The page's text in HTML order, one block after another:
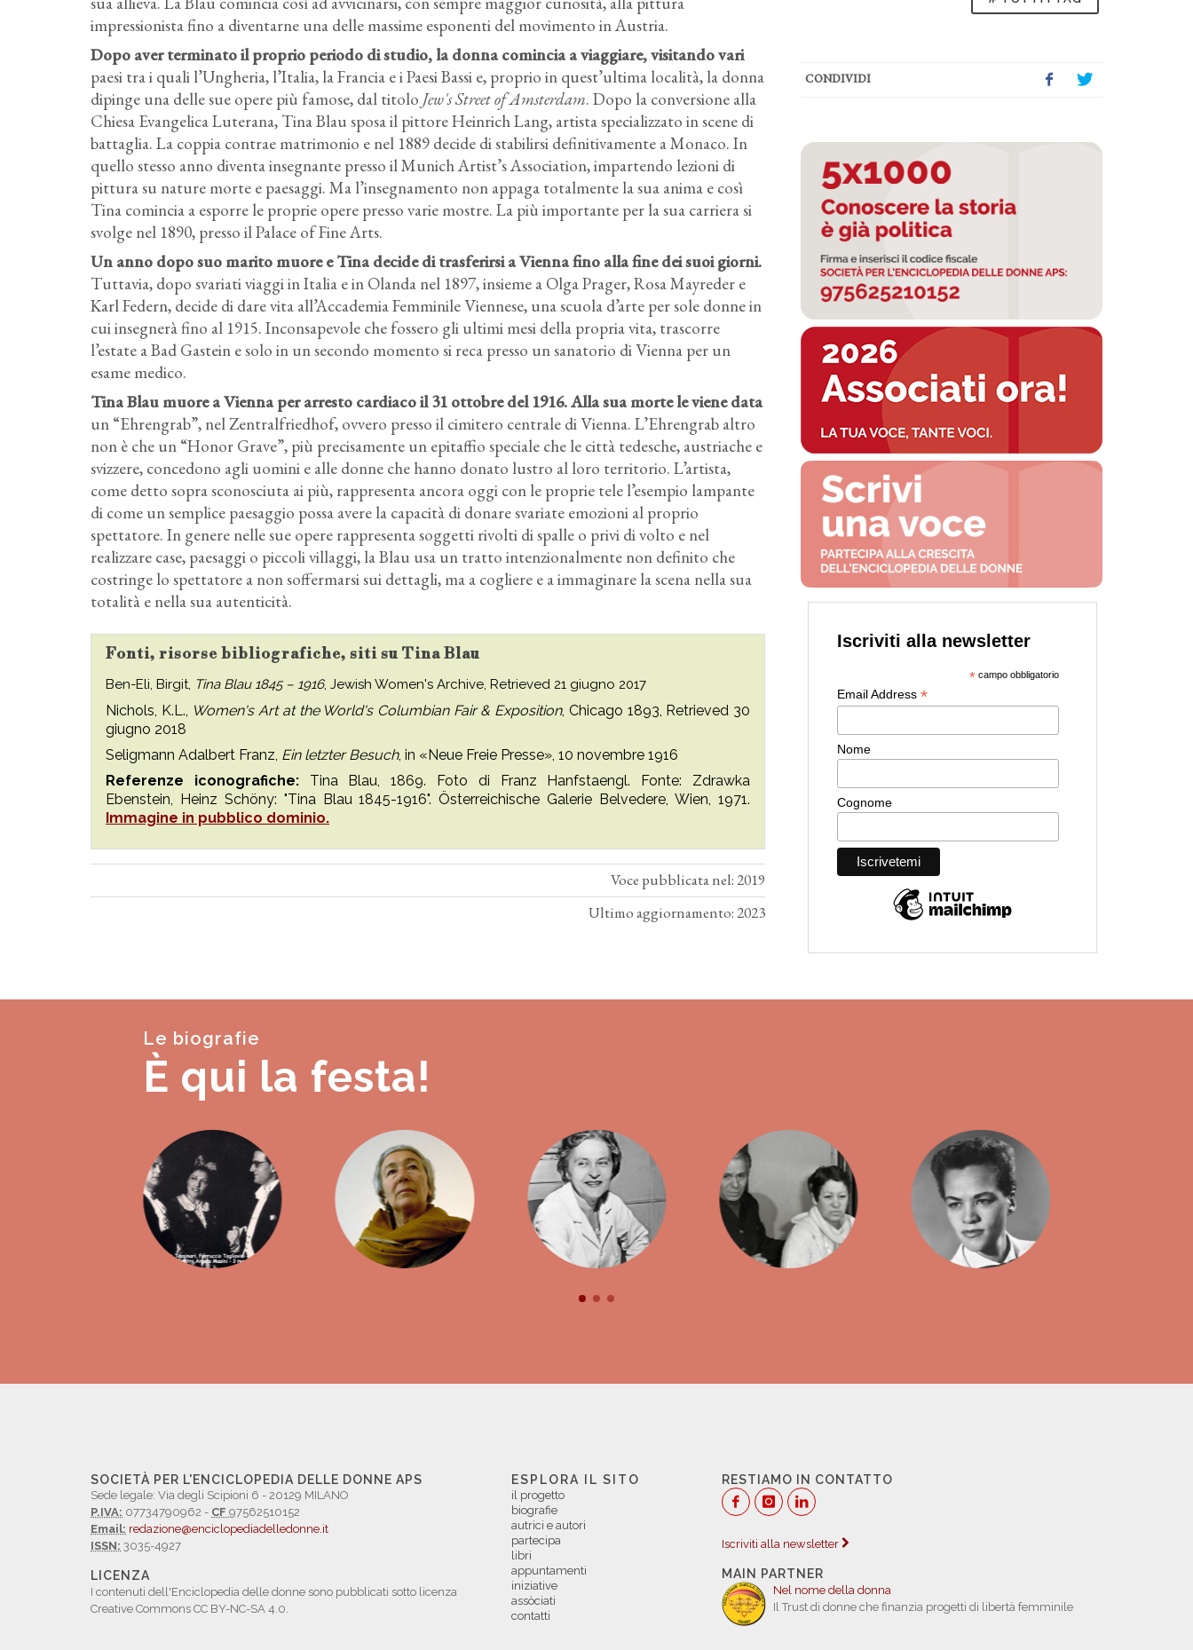
CONDIVIDI
impressionista fino a diventarne una delle massime esponenti del movimento in Austria.
Dopo aver terminato il proprio periodo di studio, la donna comincia a viaggiare, visitando vari
paesi tra i quali l’Ungheria, l’Italia, la Francia e i Paesi Bassi e, proprio in quest’ultima località, la donna
dipinge una delle sue opere più famose, dal titolo Jew's Street of Amsterdam. Dopo la conversione alla
Chiesa Evangelica Luterana, Tina Blau sposa il pittore Heinrich Lang, artista specializzato in scene di
battaglia. La coppia contrae matrimonio e nel 1889 decide di stabilirsi definitivamente a Monaco. In
quello stesso anno diventa insegnante presso il Munich Artist’s Association, impartendo lezioni di
pittura su nature morte e paesaggi. Ma l’insegnamento non appaga totalmente la sua anima e così
Tina comincia a esporre le proprie opere presso varie mostre. La più importante per la sua carriera si
svolge nel 1890, presso il Palace of Fine Arts.
Un anno dopo suo marito muore e Tina decide di trasferirsi a Viennafino alla fine dei suoi giorni.
Tuttavia, dopo svariati viaggi in Italia e in Olanda nel 1897, insieme a Olga Prager, Rosa Mayreder e
Karl Federn, decide di dare vita all’Accademia Femminile Viennese, una scuola d’arte per sole donne in
cui insegnerà fino al 1915. Inconsapevole che fossero gli ultimi mesi della propria vita, trascorre
l’estate a Bad Gastein e solo in un secondo momento si reca presso un sanatorio di Vienna per un
esame medico.
Tina Blau muore a Vienna per arresto cardiaco il 31 ottobre del 1916. Alla sua morte le viene data
un “Ehrengrab”, nel Zentralfriedhof, ovvero presso il cimitero centrale di Vienna. L’Ehrengrab altro
non è che un “Honor Grave”, più precisamente un epitaffio speciale che le città tedesche, austriache e
svizzere, concedono agli uomini e alle donne che hanno donato lustro al loro territorio. L’artista,
come detto sopra sconosciuta ai più, rappresenta ancora oggi con le proprie tele l’esempio lampante
di come un semplice paesaggio possa avere la capacità di donare svariate emozioni al proprio
spettatore. In genere nelle sue opere rappresenta soggetti rivolti di spalle o privi di volto e nel
realizzare case, paesaggi o piccoli villaggi, la Blau usa un tratto intenzionalmente non definito che
costringe lo spettatore a non soffermarsi sui dettagli, ma a cogliere e a immaginare la scena nella sua
totalità e nella sua autenticità.
Fonti, risorse bibliografiche, siti su Tina Blau
Ben-Eli, Birgit, Tina Blau 1845 – 1916, Jewish Women's Archive, Retrieved 21 giugno 2017
Nichols, K.L., Women's Art at the World's Columbian Fair & Exposition, Chicago 1893, Retrieved 30
giugno 2018
Seligmann Adalbert Franz, Ein letzter Besuch, in «Neue Freie Presse», 10 novembre 1916
Referenze iconografiche: Tina Blau, 1869. Foto di Franz Hanfstaengl. Fonte: Zdrawka
Ebenstein, Heinz Schöny: "Tina Blau 1845-1916". Österreichische Galerie Belvedere, Wien, 1971.
Immagine in pubblico dominio.
Voce pubblicata nel: 2019
Ultimo aggiornamento: 2023
Le biografie
È qui la festa!
SOCIETÀ PER L'ENCICLOPEDIA DELLE DONNE APS
Sede legale: Via degli Scipioni 6 - 20129 MILANO
P.IVA: 07734790962 - CF 97562510152
Email: redazione@enciclopediadelledonne.it
ISSN: 3035-4927
LICENZA
I contenuti dell'Enciclopedia delle donne sono pubblicati sotto licenza
Creative Commons CC BY-NC-SA 4.0.
ESPLORA IL SITO
il progetto
biografie
autrici e autori
partecipa
libri
appuntamenti
iniziative
assòciati
contatti
RESTIAMO IN CONTATTO
Iscriviti alla newsletter
MAIN PARTNER
Nel nome della donna
Il Trust di donne che finanzia progetti di libertà femminile